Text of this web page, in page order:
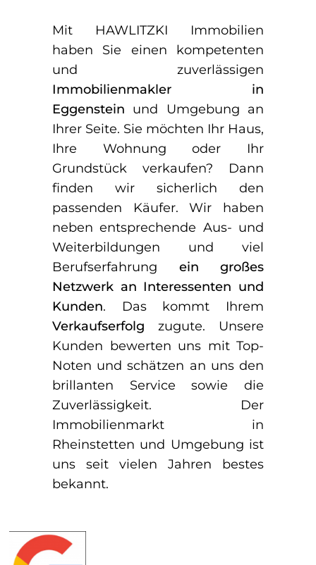
Mit HAWLITZKI Immobilien
haben Sie einen kompetenten
und zuverlässigen
Immobilienmakler in
Eggenstein und Umgebung an
Ihrer Seite. Sie möchten Ihr Haus,
Ihre Wohnung oder Ihr
Grundstück verkaufen? Dann
finden wir sicherlich den
passenden Käufer. Wir haben
neben entsprechende Aus- und
Weiterbildungen und viel
Berufserfahrung ein großes
Netzwerk an Interessenten und
Kunden. Das kommt Ihrem
Verkaufserfolg zugute. Unsere
Kunden bewerten uns mit Top-
Noten und schätzen an uns den
brillanten Service sowie die
Zuverlässigkeit. Der
Immobilienmarkt in
Rheinstetten und Umgebung ist
uns seit vielen Jahren bestes
bekannt.